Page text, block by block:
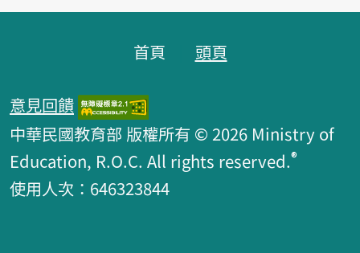
首頁 頭頁
意見回饋
中華民國教育部 版權所有 © 2026 Ministry of
Education, R.O.C. All rights reserved.®
使用人次：646323844